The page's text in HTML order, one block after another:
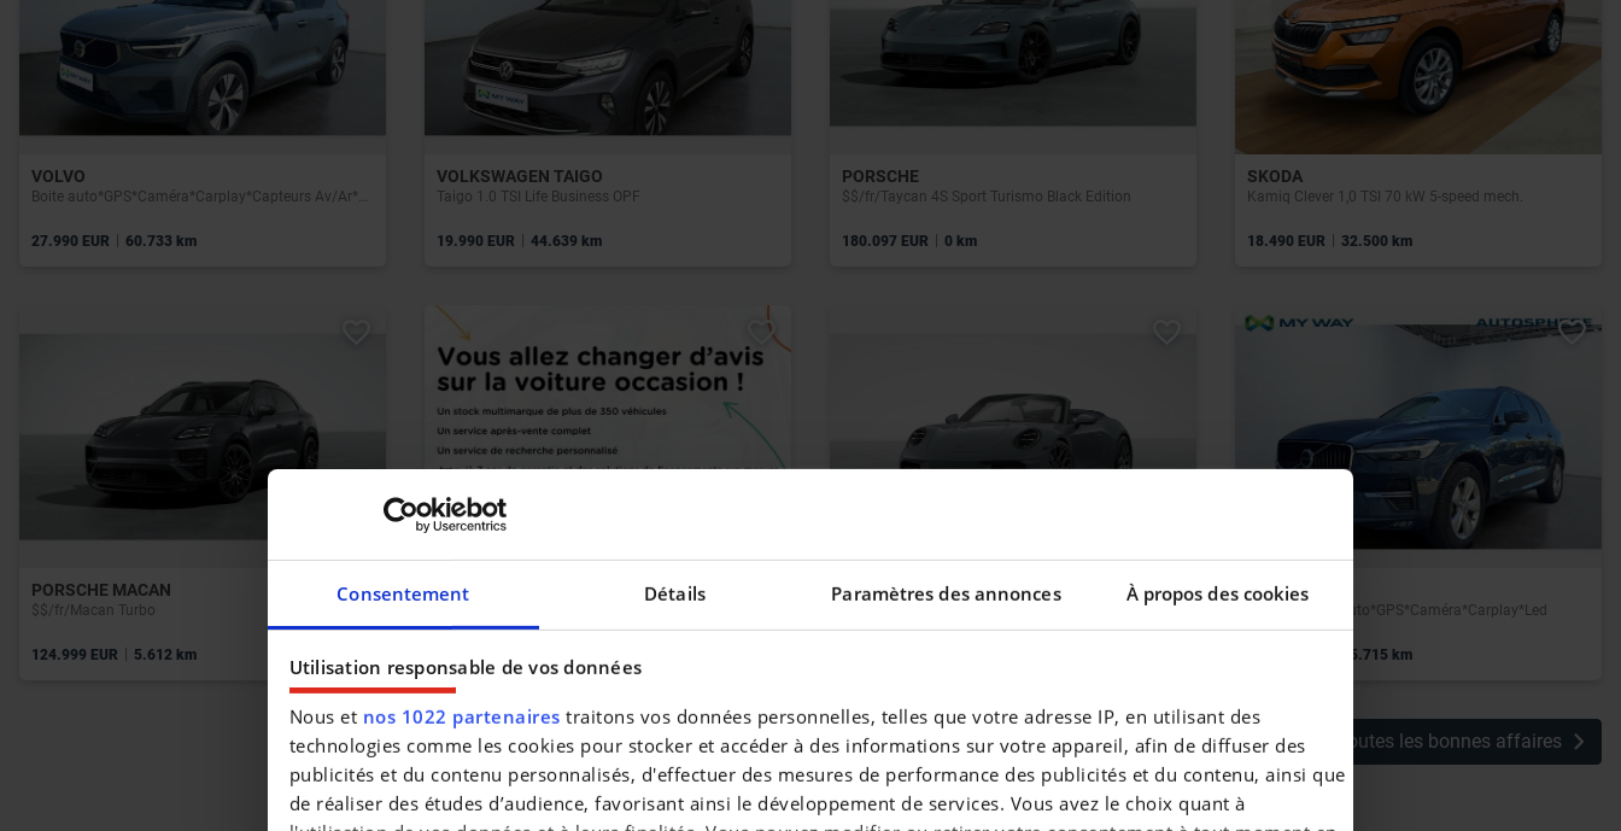
Consentement Détails Paramètres des annonces À propos des cookies
Utilisation responsable de vos données
Nous et nos 1022 partenaires traitons vos données personnelles, telles que votre adresse IP, en utilisant des
technologies comme les cookies pour stocker et accéder à des informations sur votre appareil, afin de diffuser des
publicités et du contenu personnalisés, d'effectuer des mesures de performance des publicités et du contenu, ainsi que
de réaliser des études d’audience, favorisant ainsi le développement de services. Vous avez le choix quant à
VOLVO
27.990 EUR | 60.733 km
VOLKSWAGEN TAIGO
Taigo 1.0 TSI Life Business OPF
19.990 EUR | 44.639 km
PORSCHE
$$/fr/Taycan 4S Sport Turismo Black Edition
180.097 EUR | 0 km
SKODA
Kamiq Clever 1,0 TSI 70 kW 5-speed mech.
18.490 EUR | 32.500 km
PORSCHE MACAN
$$/fr/Macan Turbo
124.999 EUR | 5.612 km
OPEL GRANDLAND X PORSCHE 911 VOLVO
B4 Core*Boite auto*GPS*Caméra*Carplay*Led
55.715 km
Voir toutes les bonnes affaires